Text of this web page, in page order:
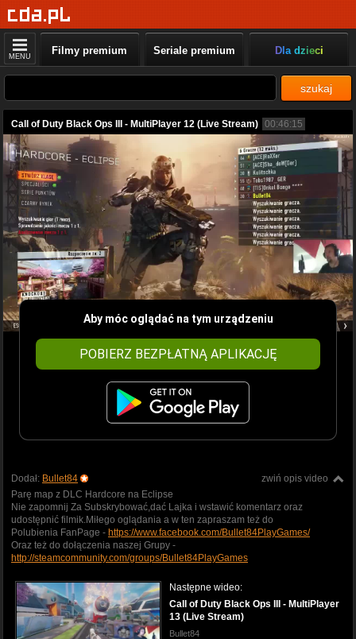
MENU Filmy premium Seriale premium Dla dzieci
szukaj
Call of Duty Black Ops III - MultiPlayer 12 (Live Stream) 00:46:15
Aby móc oglądać na tym urządzeniu
POBIERZ BEZPŁATNĄ APLIKACJĘ
zwiń opis video
Dodał: Bullet84
Parę map z DLC Hardcore na Eclipse
Nie zapomnij Za Subskrybować,dać Lajka i wstawić komentarz oraz
udostępnić filmik.Miłego oglądania a w ten zapraszam też do
Polubienia FanPage - https://www.facebook.com/Bullet84PlayGames/
Oraz też do dołączenia naszej Grupy -
http://steamcommunity.com/groups/Bullet84PlayGames
Następne wideo:
Call of Duty Black Ops III - MultiPlayer
13 (Live Stream)
Bullet84